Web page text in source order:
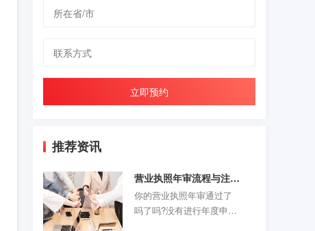
立即预约
推荐资讯
营业执照年审流程与注意事项
你的营业执照年审通过了
吗了吗?没有进行年度申报